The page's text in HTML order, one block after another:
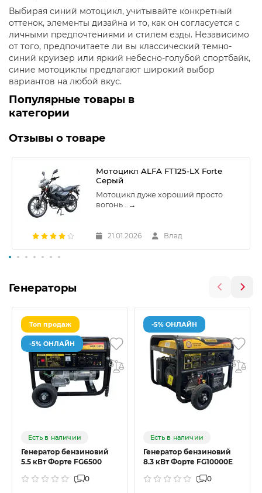
Выбирая синий мотоцикл, учитывайте конкретный
оттенок, элементы дизайна и то, как он согласуется с
личными предпочтениями и стилем езды. Независимо
от того, предпочитаете ли вы классический темно-
синий круизер или яркий небесно-голубой спортбайк,
синие мотоциклы предлагают широкий выбор
вариантов на любой вкус.
Популярные товары в
категории
Отзывы о товаре
Мотоцикл ALFA FT125-LX Forte
Серый
Мотоцикл дуже хороший просто
вогонь .. →
21.01.2026 Влад
Генераторы
Топ продаж
-5% ОНЛАЙН
Есть в наличии
Генератор бензиновий
5.5 кВт Форте FG6500
0
-5% ОНЛАЙН
Есть в наличии
Генератор бензиновий
8.3 кВт Форте FG10000E
0